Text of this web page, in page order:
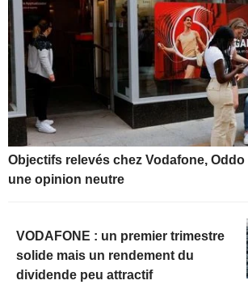
Objectifs relevés chez Vodafone,
une opinion neutre
VODAFONE : un premier trimestre
solide mais un rendement du
dividende peu attractif